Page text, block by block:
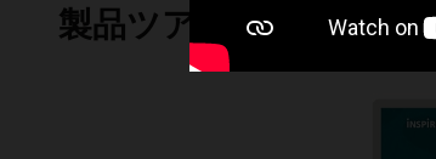
製品ツアー - Oracle